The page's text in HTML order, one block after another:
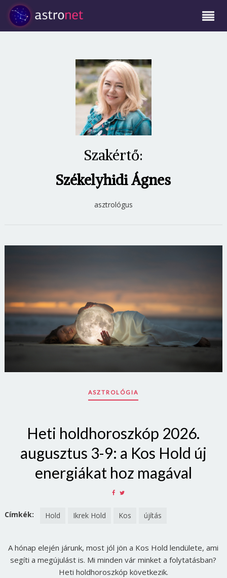
Szakértő:
Székelyhidi Ágnes
asztrológus
ASZTROLÓGIA
Heti holdhoroszkóp 2026.
augusztus 3-9: a Kos Hold új
energiákat hoz magával
SHARE
FACEBOOK
TWITTER
Címkék: Hold Ikrek Hold Kos újítás
A hónap elején járunk, most jól jön a Kos Hold lendülete, ami
segíti a megújulást is. Mi minden vár minket a folytatásban?
Heti holdhoroszkóp következik.